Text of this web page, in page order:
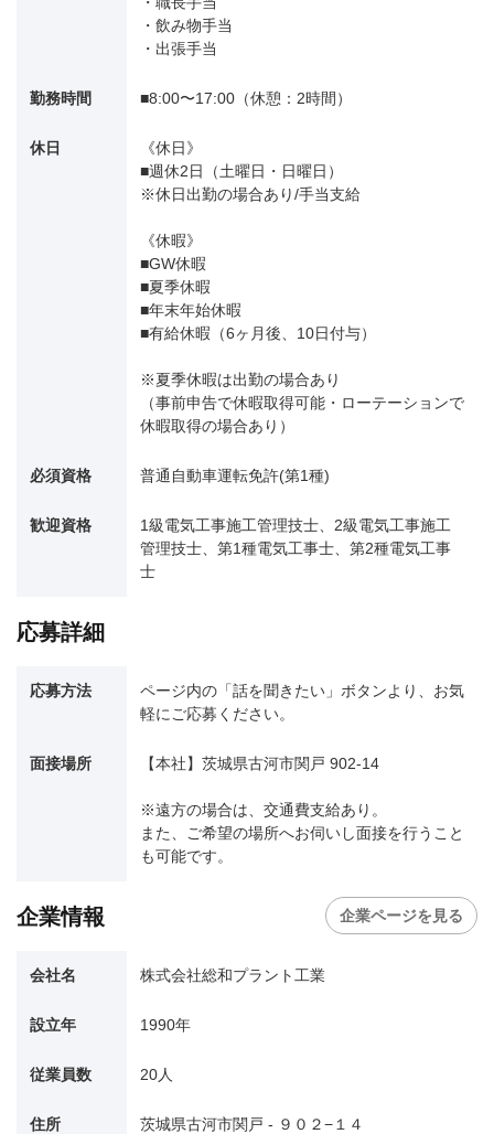
・飲み物手当
・出張手当
勤務時間 ■8:00〜17:00（休憩：2時間）
休日
《休日》
■週休2日（土曜日・日曜日）
※休日出勤の場合あり/手当支給
《休暇》
■GW休暇
■夏季休暇
■年末年始休暇
■有給休暇（6ヶ月後、10日付与）
※夏季休暇は出勤の場合あり
（事前申告で休暇取得可能・ローテーションで
休暇取得の場合あり）
必須資格 普通自動車運転免許(第1種)
歓迎資格
1級電気工事施工管理技士、2級電気工事施工
管理技士、第1種電気工事士、第2種電気工事
士
応募詳細
応募方法
ページ内の「話を聞きたい」ボタンより、お気
軽にご応募ください。
面接場所 【本社】茨城県古河市関戸 902-14
※遠方の場合は、交通費支給あり。
また、ご希望の場所へお伺いし面接を行うこと
も可能です。
企業情報 企業ページを見る
会社名 株式会社総和プラント工業
設立年 1990年
従業員数 20人
住所 茨城県古河市関戸 - ９０２−１４